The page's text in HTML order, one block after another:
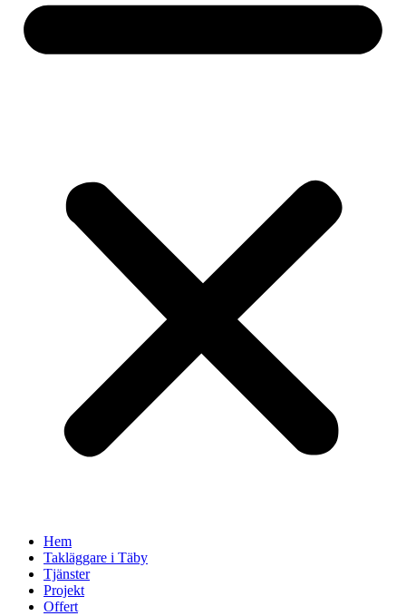
Hem
Takläggare i Täby
Tjänster
Projekt
Offert